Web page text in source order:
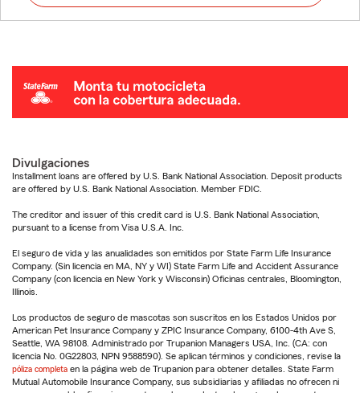
Divulgaciones
Installment loans are offered by U.S. Bank National Association. Deposit products
are offered by U.S. Bank National Association. Member FDIC.
The creditor and issuer of this credit card is U.S. Bank National Association,
pursuant to a license from Visa U.S.A. Inc.
El seguro de vida y las anualidades son emitidos por State Farm Life Insurance
Company. (Sin licencia en MA, NY y WI) State Farm Life and Accident Assurance
Company (con licencia en New York y Wisconsin) Oficinas centrales, Bloomington,
Illinois.
Los productos de seguro de mascotas son suscritos en los Estados Unidos por
American Pet Insurance Company y ZPIC Insurance Company, 6100-4th Ave S,
Seattle, WA 98108. Administrado por Trupanion Managers USA, Inc. (CA: con
licencia No. 0G22803, NPN 9588590). Se aplican términos y condiciones, revise la
póliza completa en la página web de Trupanion para obtener detalles. State Farm
Mutual Automobile Insurance Company, sus subsidiarias y afiliadas no ofrecen ni